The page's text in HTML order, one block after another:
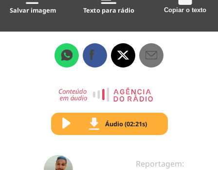
Salvar imagem Texto para rádio Copiar o texto
Áudio (02:21s)
Reportagem: